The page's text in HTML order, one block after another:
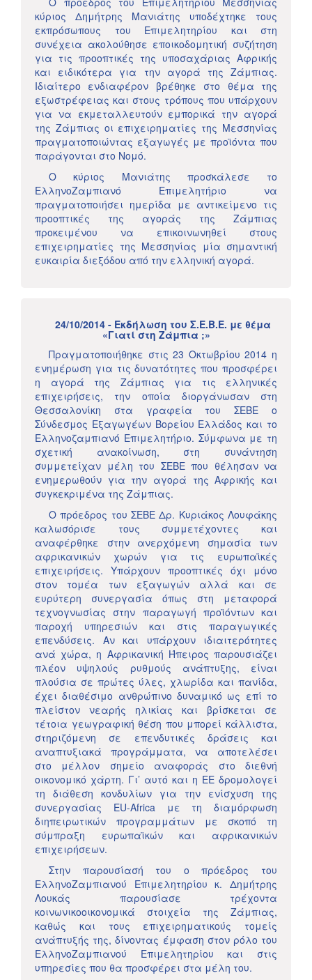
κύριος Δημήτρης Μανιάτης υποδέχτηκε τους
εκπρόσωπους του Επιμελητηρίου και στη
συνέχεια ακολούθησε εποικοδομητική συζήτηση
για τις προοπτικές της υποσαχάριας Αφρικής
και ειδικότερα για την αγορά της Ζάμπιας.
Ιδιαίτερο ενδιαφέρον βρέθηκε στο θέμα της
εξωστρέφειας και στους τρόπους που υπάρχουν
για να εκμεταλλευτούν εμπορικά την αγορά
της Ζάμπιας οι επιχειρηματίες της Μεσσηνίας
πραγματοποιώντας εξαγωγές με προϊόντα που
παράγονται στο Νομό.
Ο κύριος Μανιάτης προσκάλεσε το
ΕλληνοΖαμπιανό Επιμελητήριο να
πραγματοποιήσει ημερίδα με αντικείμενο τις
προοπτικές της αγοράς της Ζάμπιας
προκειμένου να επικοινωνηθεί στους
επιχειρηματίες της Μεσσηνίας μία σημαντική
ευκαιρία διεξόδου από την ελληνική αγορά.
24/10/2014 - Εκδήλωση του Σ.Ε.Β.Ε. με θέμα
«Γιατί στη Ζάμπια ;»
Πραγματοποιήθηκε στις 23 Οκτωβρίου 2014 η
ενημέρωση για τις δυνατότητες που προσφέρει
η αγορά της Ζάμπιας για τις ελληνικές
επιχειρήσεις, την οποία διοργάνωσαν στη
Θεσσαλονίκη στα γραφεία του ΣΕΒΕ ο
Σύνδεσμος Εξαγωγέων Βορείου Ελλάδος και το
Ελληνοζαμπιανό Επιμελητήριο. Σύμφωνα με τη
σχετική ανακοίνωση, στη συνάντηση
συμμετείχαν μέλη του ΣΕΒΕ που θέλησαν να
ενημερωθούν για την αγορά της Αφρικής και
συγκεκριμένα της Ζάμπιας.
Ο πρόεδρος του ΣΕΒΕ Δρ. Κυριάκος Λουφάκης
καλωσόρισε τους συμμετέχοντες και
αναφέρθηκε στην ανερχόμενη σημασία των
αφρικανικών χωρών για τις ευρωπαϊκές
επιχειρήσεις. Υπάρχουν προοπτικές όχι μόνο
στον τομέα των εξαγωγών αλλά και σε
ευρύτερη συνεργασία όπως στη μεταφορά
τεχνογνωσίας στην παραγωγή προϊόντων και
παροχή υπηρεσιών και στις παραγωγικές
επενδύσεις. Αν και υπάρχουν ιδιαιτερότητες
ανά χώρα, η Αφρικανική Ήπειρος παρουσιάζει
πλέον υψηλούς ρυθμούς ανάπτυξης, είναι
πλούσια σε πρώτες ύλες, χλωρίδα και πανίδα,
έχει διαθέσιμο ανθρώπινο δυναμικό ως επί το
πλείστον νεαρής ηλικίας και βρίσκεται σε
τέτοια γεωγραφική θέση που μπορεί κάλλιστα,
στηριζόμενη σε επενδυτικές δράσεις και
αναπτυξιακά προγράμματα, να αποτελέσει
στο μέλλον σημείο αναφοράς στο διεθνή
οικονομικό χάρτη. Γι’ αυτό και η ΕΕ δρομολογεί
τη διάθεση κονδυλίων για την ενίσχυση της
συνεργασίας ΕU-Africa με τη διαμόρφωση
διηπειρωτικών προγραμμάτων με σκοπό τη
σύμπραξη ευρωπαϊκών και αφρικανικών
επιχειρήσεων.
Στην παρουσίασή του ο πρόεδρος του
ΕλληνοΖαμπιανού Επιμελητηρίου κ. Δημήτρης
Λουκάς παρουσίασε τρέχοντα
κοινωνικοοικονομικά στοιχεία της Ζάμπιας,
καθώς και τους επιχειρηματικούς τομείς
ανάπτυξής της, δίνοντας έμφαση στον ρόλο του
ΕλληνοΖαμπιανού Επιμελητηρίου και στις
υπηρεσίες που θα προσφέρει στα μέλη του.